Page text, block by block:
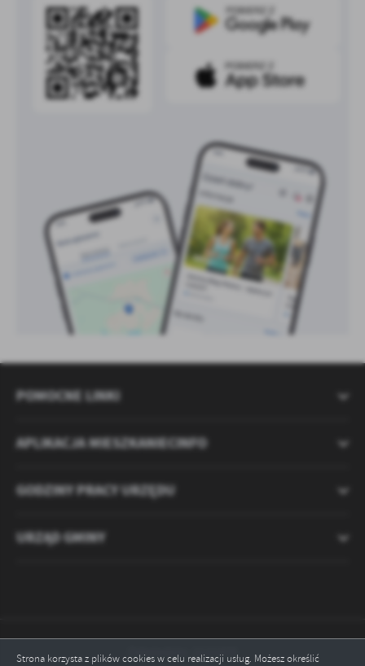
Strona korzysta z plików cookies w celu realizacji usług. Możesz określić
POMOCNE LINKI
APLIKACJA MIESZKANIECINFO
GODZINY PRACY URZĘDU
URZĄD GMINY
Odwiedzin: 2121425